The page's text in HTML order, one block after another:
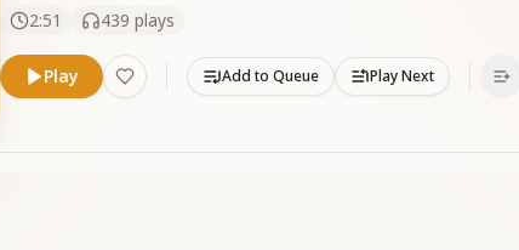
2:51
439 plays
Play Add to Queue Play Next